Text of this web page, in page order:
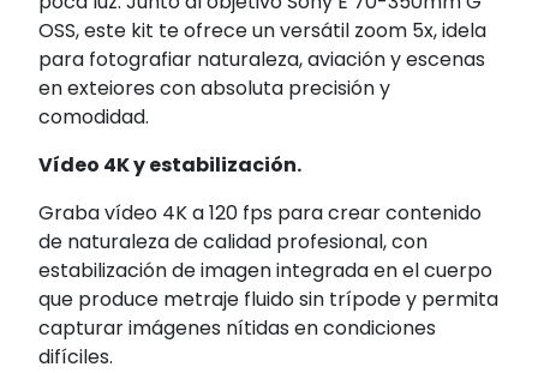
OSS, este kit te ofrece un versátil zoom 5x, idela
para fotografiar naturaleza, aviación y escenas
en exteiores con absoluta precisión y
comodidad.
Vídeo 4K y estabilización.
Graba vídeo 4K a 120 fps para crear contenido
de naturaleza de calidad profesional, con
estabilización de imagen integrada en el cuerpo
que produce metraje fluido sin trípode y permita
capturar imágenes nítidas en condiciones
difíciles.